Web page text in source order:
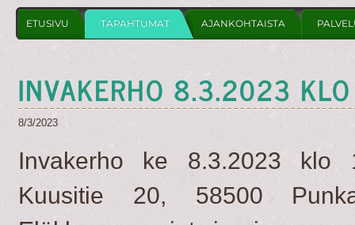
ETUSIVU TAPAHTUMAT AJANKOHTAISTA
INVAKERHO 8.3.2023
8/3/2023
Invakerho ke 8.3.2023 klo
Kuusitie 20, 58500